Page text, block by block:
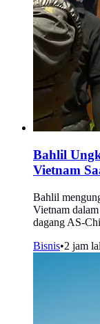
Bahlil
Vietnam
Bahlil
Vietnam
dagang AS-
Bisnis•2 jam